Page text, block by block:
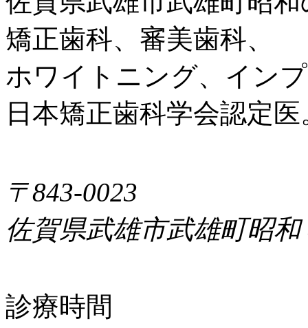
矯正歯科、審美歯科、
ホワイトニング、イン
日本矯正歯科学会認定
〒843-0023
佐賀県武雄市武雄町昭
診療時間